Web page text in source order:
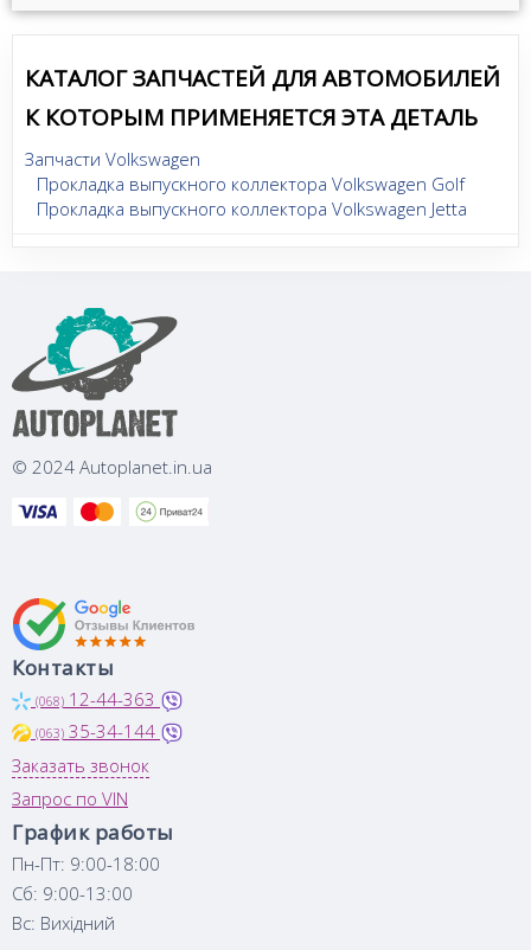
КАТАЛОГ ЗАПЧАСТЕЙ ДЛЯ АВТОМОБИЛЕЙ
К КОТОРЫМ ПРИМЕНЯЕТСЯ ЭТА ДЕТАЛЬ
Запчасти Volkswagen
Прокладка выпускного коллектора Volkswagen Golf
Прокладка выпускного коллектора Volkswagen Jetta
© 2024 Autoplanet.in.ua
Контакты
(068) 12-44-363
(063) 35-34-144
Заказать звонок
Запрос по VIN
График работы
Пн-Пт: 9:00-18:00
Сб: 9:00-13:00
Вс: Вихідний